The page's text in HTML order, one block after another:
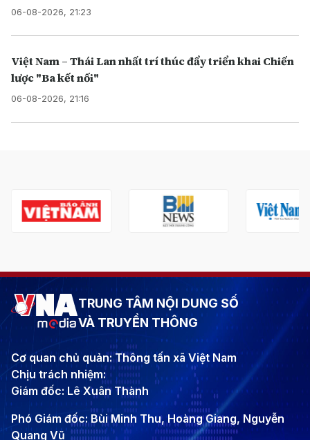
06-08-2026, 21:23
Việt Nam – Thái Lan nhất trí thúc đẩy triển khai Chiến
lược "Ba kết nối"
06-08-2026, 21:16
TRUNG TÂM NỘI DUNG SỐ
VÀ TRUYỀN THÔNG
Cơ quan chủ quản: Thông tấn xã Việt Nam
Chịu trách nhiệm:
Giám đốc: Lê Xuân Thành
Phó Giám đốc: Bùi Minh Thu, Hoàng Giang, Nguyễn
Quang Vũ